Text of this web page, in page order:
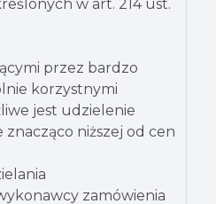
w art. 214 ust.
przez bardzo
korzystnymi
jest udzielenie
znacząco niższej od cen
zamówienia